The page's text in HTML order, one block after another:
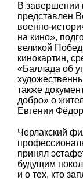
В завершении
представлен
военно-
на кино»,
великой
кинокартин,
«Баллада об
также
добро» о
Евгении
Черлакский
принял
будущим
и о тех, кто